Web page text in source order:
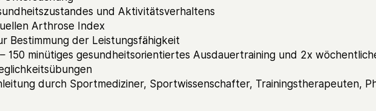
und Aktivitätsverhaltens
Arthrose Index
Bestimmung der Leistungsfähigkeit
150 minütiges gesundheitsorientiertes Ausdauertraining und 2x
durch Sportmediziner, Sportwissenschafter, Trainingstherapeuten,